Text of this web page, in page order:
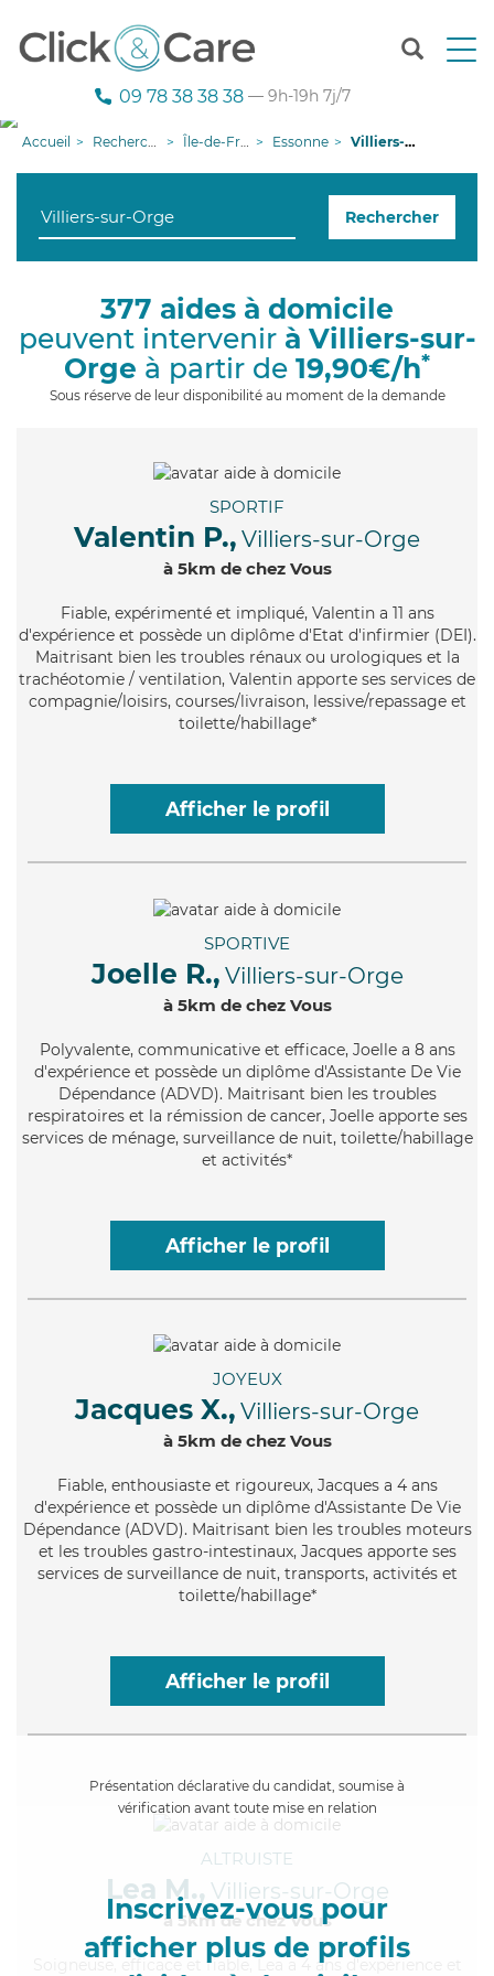
T
n
g
i
09 78 38 38 38 — 9h-19h 7j/7
Accueil Recherche aide à domicile Île-de-France Essonne Villiers-sur-Orge
Rechercher
377 aides à domicile
peuvent intervenir à Villiers-sur-
Orge à partir de 19,90€/h*
Sous réserve de leur disponibilité au moment de la demande
SPORTIF
Valentin P., Villiers-sur-Orge
à 5km de chez Vous
Fiable, expérimenté et impliqué, Valentin a 11 ans
d'expérience et possède un diplôme d'Etat d'infirmier (DEI).
Maitrisant bien les troubles rénaux ou urologiques et la
trachéotomie / ventilation, Valentin apporte ses services de
compagnie/loisirs, courses/livraison, lessive/repassage et
toilette/habillage*
Afficher le profil
SPORTIVE
Joelle R., Villiers-sur-Orge
à 5km de chez Vous
Polyvalente, communicative et efficace, Joelle a 8 ans
d'expérience et possède un diplôme d'Assistante De Vie
Dépendance (ADVD). Maitrisant bien les troubles
respiratoires et la rémission de cancer, Joelle apporte ses
services de ménage, surveillance de nuit, toilette/habillage
et activités*
Afficher le profil
JOYEUX
Jacques X., Villiers-sur-Orge
à 5km de chez Vous
Fiable, enthousiaste et rigoureux, Jacques a 4 ans
d'expérience et possède un diplôme d'Assistante De Vie
Dépendance (ADVD). Maitrisant bien les troubles moteurs
et les troubles gastro-intestinaux, Jacques apporte ses
services de surveillance de nuit, transports, activités et
toilette/habillage*
Afficher le profil
Présentation déclarative du candidat, soumise à
vérification avant toute mise en relation
Inscrivez-vous pour
afficher plus de profils
ALTRUISTE
Lea M., Villiers-sur-Orge
à 5km de chez Vous
, efficace et fiable, Lea a 4 ans d'expérience et